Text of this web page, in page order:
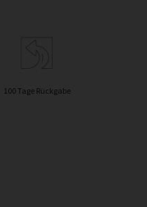
100 Tage Rückgabe